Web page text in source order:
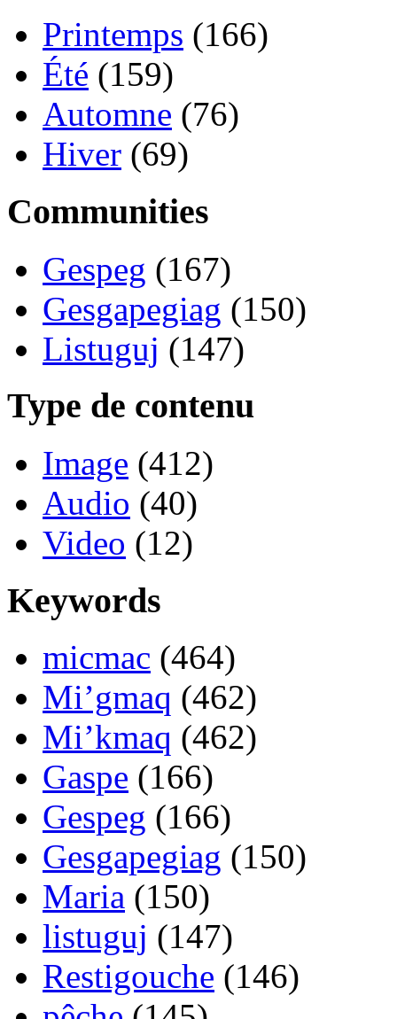
Printemps (166)
Été (159)
Automne (76)
Hiver (69)
Communities
Gespeg (167)
Gesgapegiag (150)
Listuguj (147)
Type de contenu
Image (412)
Audio (40)
Video (12)
Keywords
micmac (464)
Mi’gmaq (462)
Mi’kmaq (462)
Gaspe (166)
Gespeg (166)
Gesgapegiag (150)
Maria (150)
listuguj (147)
Restigouche (146)